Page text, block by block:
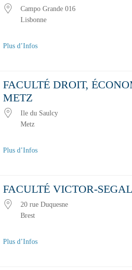
Campo Grande 016
Lisbonne
Plus d’Infos
FACULTÉ DROIT,
METZ
Ile du Saulcy
Metz
Plus d’Infos
FACULTÉ VICTOR-
20 rue Duquesne
Brest
Plus d’Infos